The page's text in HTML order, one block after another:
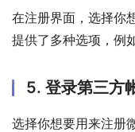
在注册界面，选择你
提供了多种选项，例
5. 登录第三方
选择你想要用来注册